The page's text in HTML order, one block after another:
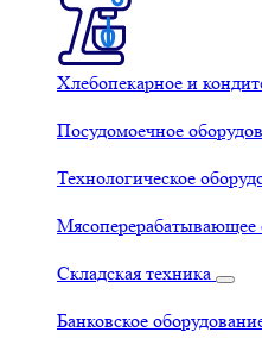
Хлебопекарное и
Посудомоечное
Технологическое
Мясоперерабатывающее
Складская техника
Банковское